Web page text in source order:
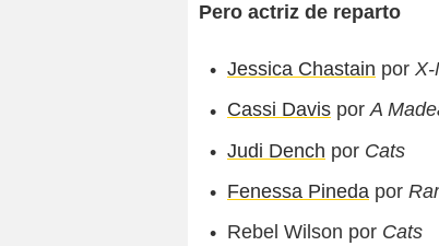
Pero actriz de reparto
Jessica Chastain por X-
Cassi Davis porA
Judi Dench por Cats
Fenessa Pineda por
Rebel Wilson por Cats